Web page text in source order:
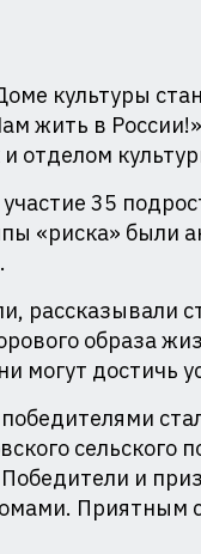
культуры
жить в
отделом
35
«риска» были
рассказывали
образа
могут достичь
сельского
Победители и
Приятным